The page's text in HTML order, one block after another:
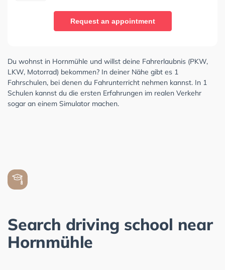
Request an appointment
Du wohnst in Hornmühle und willst deine Fahrerlaubnis (PKW,
LKW, Motorrad) bekommen? In deiner Nähe gibt es 1
Fahrschulen, bei denen du Fahrunterricht nehmen kannst. In 1
Schulen kannst du die ersten Erfahrungen im realen Verkehr
sogar an einem Simulator machen.
Search driving school near
Hornmühle